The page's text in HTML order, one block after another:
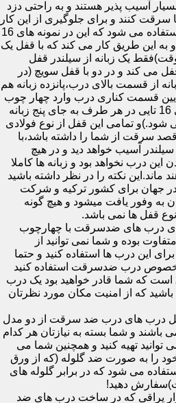
آسیب پذیر هستند و به راحتی دزد
سرقت کنند و برای جلوگیری از این کار
از قفل مولتی سیستم استفاده می شود که این در نمونه های 16
و به این طریق کار می کند که با قفل یک
یک زبانه از سیلندر قفل
می کند و در دو با قفل سویچ (در
)پنج زبانه از قسمت بالای درب،پانزده زبانه هم
قسمت کناری درب وارد چهار چوب
می شوند (در نسخه های 16 تایی در هر طرف به جای پنج زبانه
شود.)و تمامی این قفل از نوع فولادی
سرقت از شما را داشته باشد،با
آسیب خواهد دید و در هیچ
این درب نخواهد بود و زبانه ها کاملا
نکته را در نظر داشته باشید
جهان برای کشور ترکیه و شرکت
به وفور یافت میشود و هیچ گونه
قفل ها نمی باشد.
درب های ضدسرقت با چهارچوب
بوده و شما نمی توانید از
این درب ها استفاده کنید و حتما
درب ضدسرقت استفاده کنید
است که شما قادر خواهید بود یک درب
که از امنیت مکان مورد نظرتان
درب های درب ضد سرقت از دو مدل
و شما بسته به نیازتان هر کدام
توانید تهیه کنید و همچنین شما می
را به صورت ضد گلوله (که از ورق
می شود که در برابر گلوله های
دهید!
یراقی که در ساخت درب های ضد